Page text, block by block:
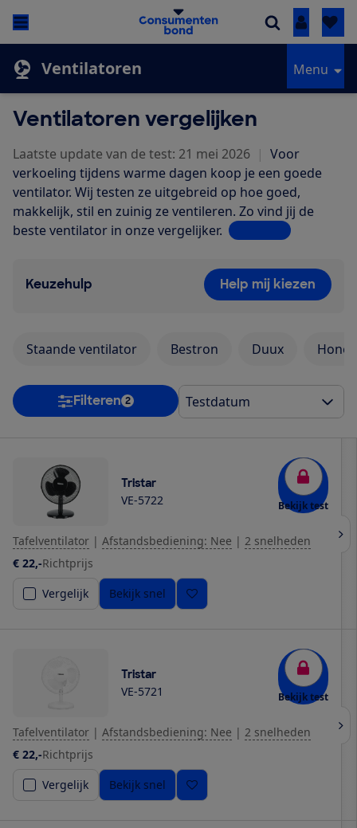
Inloggen
Ventilatoren Menu
Ventilatoren vergelijken
Laatste update van de test: 21 mei 2026 | Voor
verkoeling tijdens warme dagen koop je een goede
ventilator. Wij testen ze uitgebreid op hoe goed,
makkelijk, stil en zuinig ze ventileren. Zo vind jij de
beste ventilator in onze vergelijker. Lees meer
Keuzehulp Help mij kiezen
Staande ventilator Bestron Duux
Filteren 2
Tristar
VE-5722 Bekijk test
Tafelventilator | Afstandsbediening: Nee | 2 snelheden
€ 22,-Richtprijs
Vergelijk
Bekijk snel
Tristar
VE-5721 Bekijk test
Tafelventilator | Afstandsbediening: Nee | 2 snelheden
€ 22,-Richtprijs
Vergelijk
Bekijk snel